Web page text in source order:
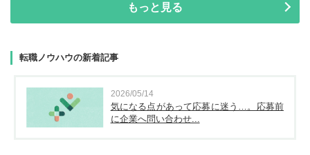
もっと見る
転職ノウハウの新着記事
2026/05/14
気になる点があって応募に迷う…。応募前
に企業へ問い合わせ...